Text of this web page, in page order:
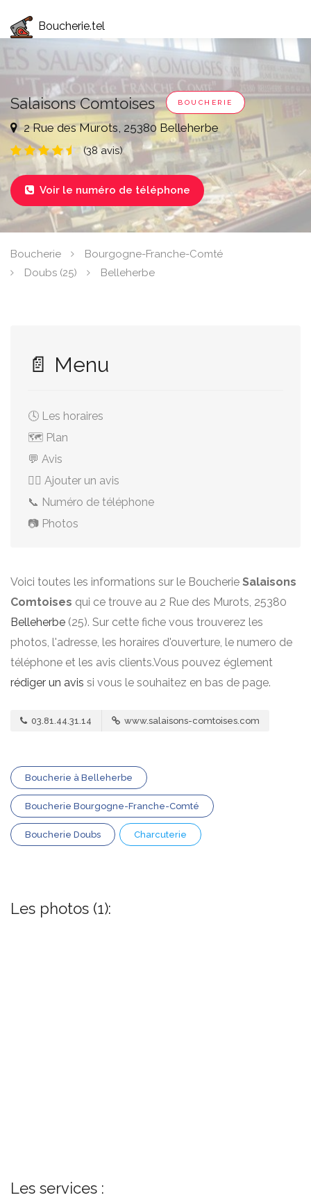
Boucherie.tel
Salaisons Comtoises BOUCHERIE
2 Rue des Murots, 25380 Belleherbe
(38 avis)
 Voir le numéro de téléphone
Boucherie
Bourgogne-Franche-Comté
Doubs (25)
Belleherbe
📄 Menu
🕓 Les horaires
🗺️ Plan
💬 Avis
✍🏻 Ajouter un avis
📞 Numéro de téléphone
📷 Photos
Voici toutes les informations sur le Boucherie Salaisons
Comtoises qui ce trouve au 2 Rue des Murots, 25380
Belleherbe (25). Sur cette fiche vous trouverez les
photos, l'adresse, les horaires d'ouverture, le numero de
téléphone et les avis clients.Vous pouvez églement
rédiger un avis si vous le souhaitez en bas de page.
03.81.44.31.14 www.salaisons-comtoises.com
Boucherie à Belleherbe
Boucherie Bourgogne-Franche-Comté
Boucherie Doubs Charcuterie
Les photos (1):
Les services :